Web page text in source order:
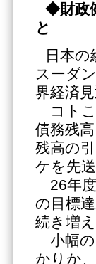
◆財政
と
日本
スーダ
界経済
コトこ
債務残
残高の
ケを先
26年度
の目標
続き増
小幅の
かりか